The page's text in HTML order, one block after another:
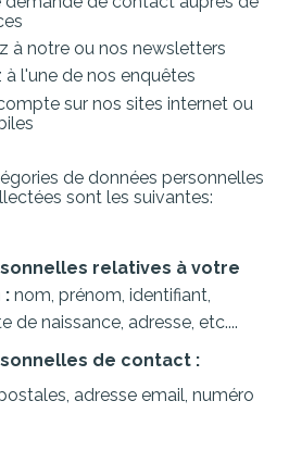
à notre ou nos newsletters
l'une de nos enquêtes
sur nos sites internet ou
de données personnelles
sont les suivantes:
relatives à votre
: nom, prénom, identifiant,
de naissance, adresse, etc....
de contact :
adresse email, numéro